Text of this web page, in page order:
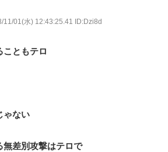
11/01(水) 12:43:25.41 ID:Dzi8d
こともテロ
ゃない
無差別攻撃はテロで